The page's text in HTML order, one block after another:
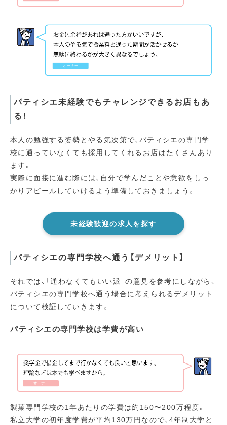
パティシエ未経験でもチャレンジできるお店もあ
る！
本人の勉強する姿勢とやる気次第で、パティシエの専門学
校に通っていなくても採用してくれるお店はたくさんあり
ます。
実際に面接に進む際には、自分で学んだことや意欲をしっ
かりアピールしていけるよう準備しておきましょう。
未経験歓迎の求人を探す
パティシエの専門学校へ通う【デメリット】
それでは、「通わなくてもいい派」の意見を参考にしながら、
パティシエの専門学校へ通う場合に考えられるデメリット
について検証していきます。
パティシエの専門学校は学費が高い
製菓専門学校の1年あたりの学費は約150〜200万程度。
私立大学の初年度学費が平均130万円なので、4年制大学と